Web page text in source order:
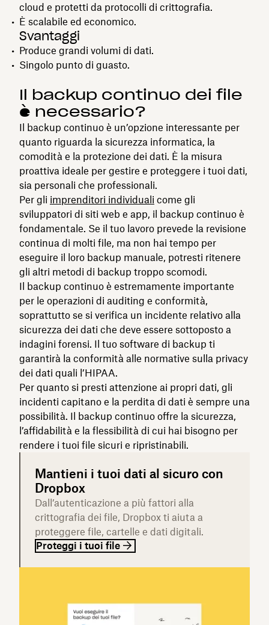
cloud e protetti da protocolli di crittografia.
È scalabile ed economico.
Svantaggi
Produce grandi volumi di dati.
Singolo punto di guasto.
Il backup continuo dei file
è necessario?
Il backup continuo è un’opzione interessante per
quanto riguarda la sicurezza informatica, la
comodità e la protezione dei dati. È la misura
proattiva ideale per gestire e proteggere i tuoi dati,
sia personali che professionali.
Per gli imprenditori individuali come gli
sviluppatori di siti web e app, il backup continuo è
fondamentale. Se il tuo lavoro prevede la revisione
continua di molti file, ma non hai tempo per
eseguire il loro backup manuale, potresti ritenere
gli altri metodi di backup troppo scomodi.
Il backup continuo è estremamente importante
per le operazioni di auditing e conformità,
soprattutto se si verifica un incidente relativo alla
sicurezza dei dati che deve essere sottoposto a
indagini forensi. Il tuo software di backup ti
garantirà la conformità alle normative sulla privacy
dei dati quali l’HIPAA.
Per quanto si presti attenzione ai propri dati, gli
incidenti capitano e la perdita di dati è sempre una
possibilità. Il backup continuo offre la sicurezza,
l’affidabilità e la flessibilità di cui hai bisogno per
rendere i tuoi file sicuri e ripristinabili.
Mantieni i tuoi dati al sicuro con
Dropbox
Dall’autenticazione a più fattori alla
crittografia dei file, Dropbox ti aiuta a
proteggere file, cartelle e dati digitali.
Proteggi i tuoi file